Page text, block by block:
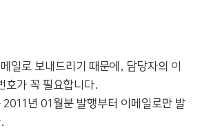
일로 보내드리기 때문에, 담당자의 이
호가 꼭 필요합니다.
년 01월분 발행부터 이메일로만 발